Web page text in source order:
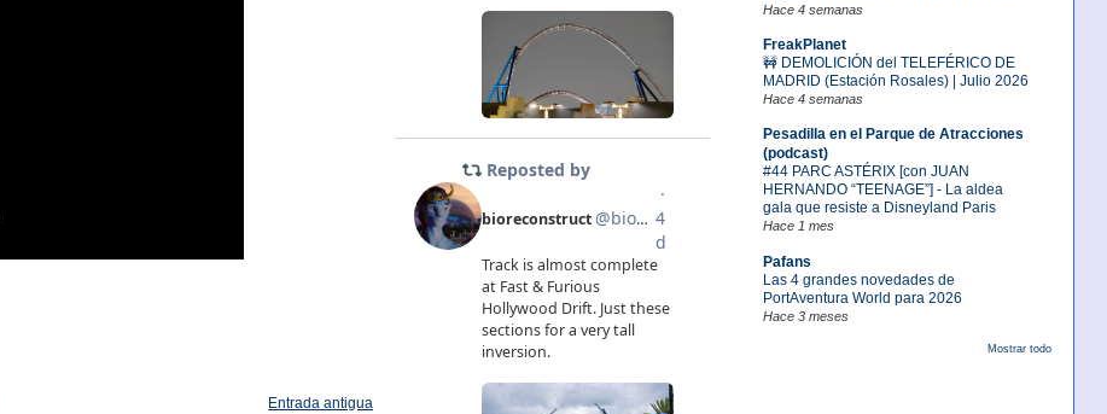
Hace 4 semanas
FreakPlanet
🚧 DEMOLICIÓN del TELEFÉRICO DE
MADRID (Estación Rosales) | Julio 2026
Hace 4 semanas
Pesadilla en el Parque de Atracciones
(podcast)
#44 PARC ASTÉRIX [con JUAN
HERNANDO “TEENAGE”] - La aldea
gala que resiste a Disneyland Paris
Hace 1 mes
Pafans
Las 4 grandes novedades de
PortAventura World para 2026
Hace 3 meses
Mostrar todo
Entrada antigua